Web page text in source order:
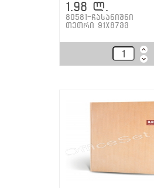
1.98 ლ.
80581-ჩასანიშნი
თეთრი 91x87მმ